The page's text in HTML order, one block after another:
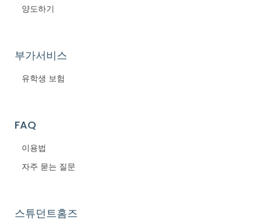
양도하기
부가서비스
유학생 보험
FAQ
이용법
자주 묻는 질문
스튜던트홈즈